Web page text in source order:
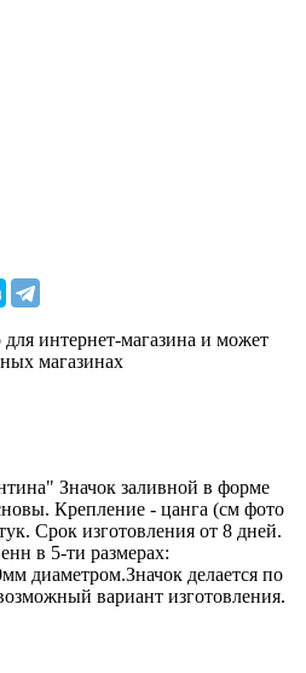
интернет-магазина и может
магазинах
Значок заливной в форме
Крепление - цанга (см фото
Срок изготовления от 8 дней.
в 5-ти размерах:
диаметром.Значок делается по
вариант изготовления.